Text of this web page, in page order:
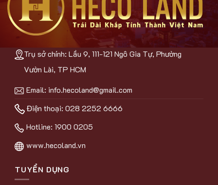
Trụ sở chính: Lầu 9, 111-121 Ngô Gia Tự, Phường
Vườn Lài, TP HCM
Email: info.hecoland@gmail.com
Điện thoại: 028 2252 6666
Hotline: 1900 0205
www.hecoland.vn
TUYỂN DỤNG